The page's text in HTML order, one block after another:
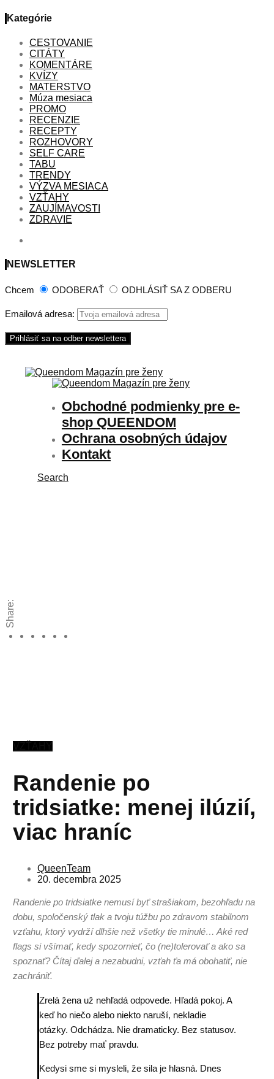
Kategórie
CESTOVANIE
CITÁTY
KOMENTÁRE
KVÍZY
MATERSTVO
Múza mesiaca
PROMO
RECENZIE
RECEPTY
ROZHOVORY
SELF CARE
TABU
TRENDY
VÝZVA MESIACA
VZŤAHY
ZAUJÍMAVOSTI
ZDRAVIE
NEWSLETTER
Chcem ODOBERAŤ ODHLÁSIŤ SA Z ODBERU
Emailová adresa:
Obchodné podmienky pre e-
shop QUEENDOM
Ochrana osobných údajov
Kontakt
Search
Share:
Randenie po
tridsiatke: menej ilúzií,
viac hraníc
QueenTeam
20. decembra 2025
Randenie po tridsiatke nemusí byť strašiakom, bezohľadu na
dobu, spoločenský tlak a tvoju túžbu po zdravom stabilnom
vzťahu, ktorý vydrží dlhšie než všetky tie minulé… Aké red
flags si všímať, kedy spozornieť, čo (ne)tolerovať a ako sa
spoznať? Čítaj ďalej a nezabudni, vzťah ťa má obohatiť, nie
zachrániť.
Zrelá žena už nehľadá odpovede. Hľadá pokoj. A
keď ho niečo alebo niekto naruší, nekladie
otázky. Odchádza. Nie dramaticky. Bez statusov.
Bez potreby mať pravdu.
Kedysi sme si mysleli, že sila je hlasná. Dnes